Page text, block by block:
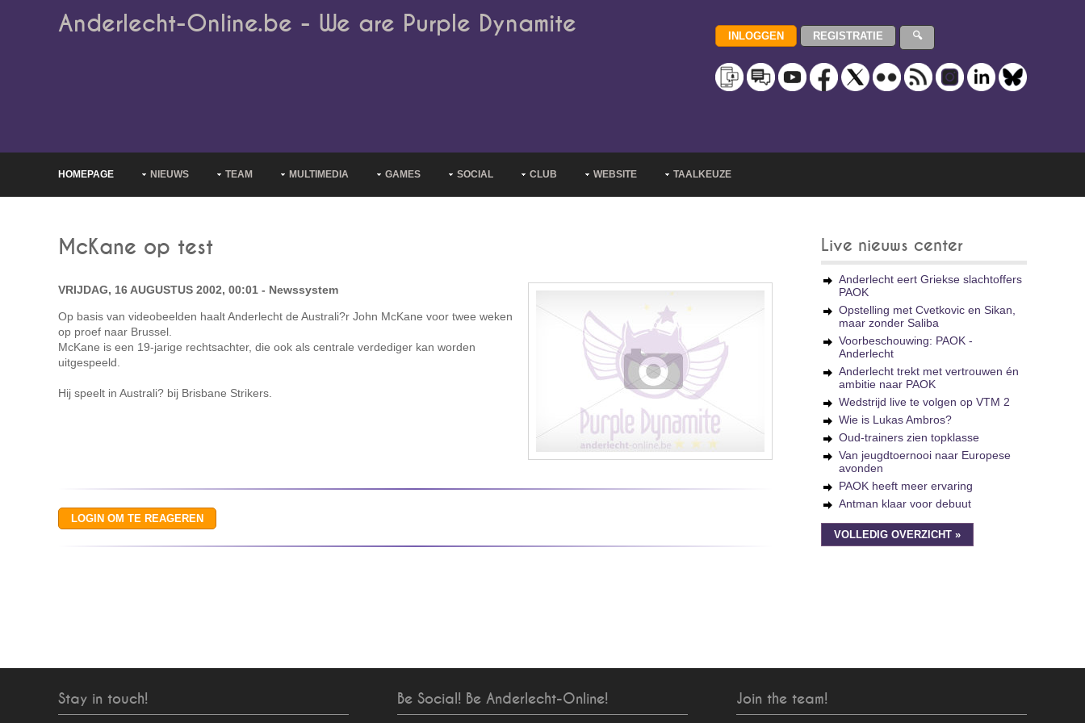
Anderlecht-Online.be - We are Purple Dynamite
HOMEPAGE NIEUWS TEAM MULTIMEDIA GAMES SOCIAL CLUB WEBSITE TAALKEUZE
McKane op test
VRIJDAG, 16 AUGUSTUS 2002, 00:01 - Newssystem
Op basis van videobeelden haalt Anderlecht de Australi?r John McKane voor twee weken
op proef naar Brussel.
McKane is een 19-jarige rechtsachter, die ook als centrale verdediger kan worden
uitgespeeld.
Hij speelt in Australi? bij Brisbane Strikers.
Live nieuws center
Anderlecht eert Griekse slachtoffers
PAOK
Opstelling met Cvetkovic en Sikan,
maar zonder Saliba
Voorbeschouwing: PAOK -
Anderlecht
Anderlecht trekt met vertrouwen én
ambitie naar PAOK
Wedstrijd live te volgen op VTM 2
Wie is Lukas Ambros?
Oud-trainers zien topklasse
Van jeugdtoernooi naar Europese
avonden
PAOK heeft meer ervaring
Antman klaar voor debuut
VOLLEDIG OVERZICHT »
Stay in touch! Be Social! Be Anderlecht-Online! Join the team!